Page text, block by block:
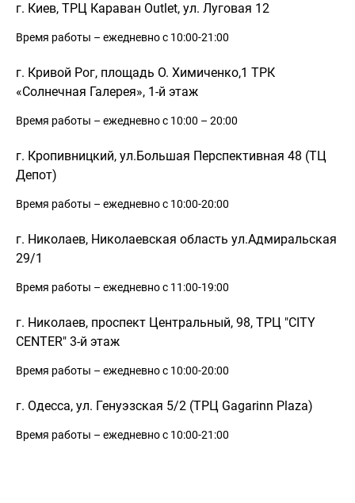
г. Киев, ТРЦ Караван Outlet, ул. Луговая 12
Время работы – ежедневно с 10:00-21:00
г. Кривой Рог, площадь О. Химиченко,1 ТРК
«Солнечная Галерея», 1-й этаж
Время работы – ежедневно с 10:00 – 20:00
г. Кропивницкий, ул.Большая Перспективная 48 (ТЦ
Депот)
Время работы – ежедневно с 10:00-20:00
г. Николаев, Николаевская область ул.Адмиральская
29/1
Время работы – ежедневно с 11:00-19:00
г. Николаев, проспект Центральный, 98, ТРЦ "CITY
CENTER" 3-й этаж
Время работы – ежедневно с 10:00-20:00
г. Одесса, ул. Генуэзская 5/2 (ТРЦ Gagarinn Plaza)
Время работы – ежедневно с 10:00-21:00
РЕГИСТРАЦИЯ
ЗАБЫЛИ ПАРОЛЬ?
Send
ВОССТАНОВЛЕНИЕ ПАРОЛЯ